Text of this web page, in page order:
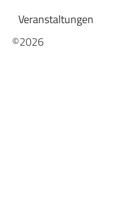
Veranstaltungen
©2026